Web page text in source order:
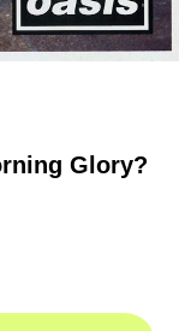
Glory?